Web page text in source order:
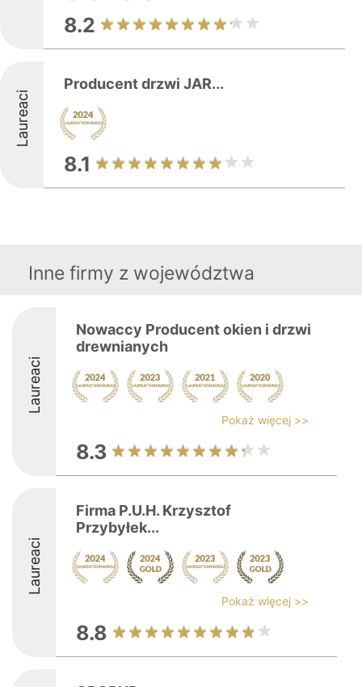
8.2
Laureaci
Producent drzwi JAR...
8.1
Inne firmy z województwa
Laureaci
Nowaccy Producent okien i drzwi
drewnianych
Pokaż więcej >>
8.3
Laureaci
Firma P.U.H. Krzysztof
Przybyłek...
Pokaż więcej >>
8.8